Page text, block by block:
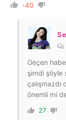
-40
Geçen
şimdi şöyle
önemli mi
27